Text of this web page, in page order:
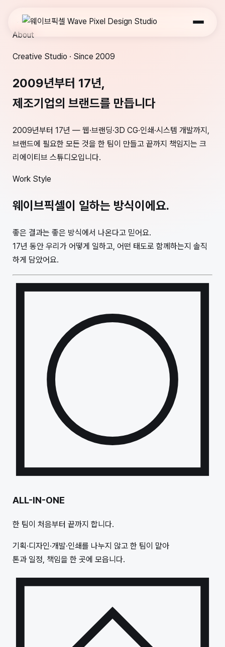
About
Creative Studio · Since 2009
2009년부터 17년,
제조기업의 브랜드를 만듭니다
2009년부터 17년 — 웹·브랜딩·3D CG·인쇄·시스템 개발까지,
브랜드에 필요한 모든 것을 한 팀이 만들고 끝까지 책임지는 크
리에이티브 스튜디오입니다.
Work Style
웨이브픽셀이 일하는 방식이에요.
좋은 결과는 좋은 방식에서 나온다고 믿어요.
17년 동안 우리가 어떻게 일하고, 어떤 태도로 함께하는지 솔직
하게 담았어요.
ALL-IN-ONE
한 팀이 처음부터 끝까지 합니다.
기획·디자인·개발·인쇄를 나누지 않고 한 팀이 맡아
톤과 일정, 책임을 한 곳에 모읍니다.